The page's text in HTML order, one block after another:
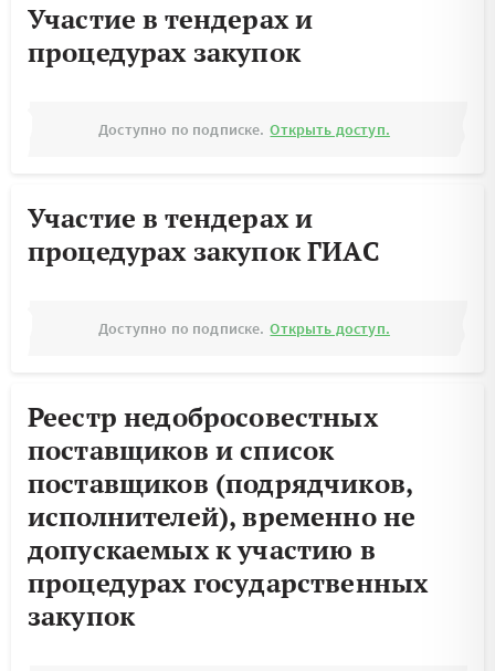
Участие в тендерах и
процедурах закупок
Доступно по подписке. Открыть доступ.
Участие в тендерах и
процедурах закупок ГИАС
Доступно по подписке. Открыть доступ.
Реестр недобросовестных
поставщиков и список
поставщиков (подрядчиков,
исполнителей), временно не
допускаемых к участию в
процедурах государственных
закупок